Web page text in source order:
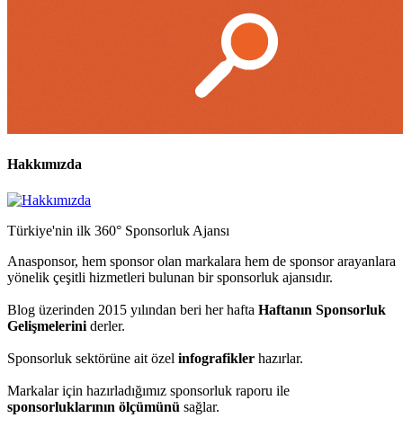
Hakkımızda
Türkiye'nin ilk 360° Sponsorluk Ajansı
Anasponsor, hem sponsor olan markalara hem de sponsor arayanlara
yönelik çeşitli hizmetleri bulunan bir sponsorluk ajansıdır.
Blog üzerinden 2015 yılından beri her hafta Haftanın Sponsorluk
Gelişmelerini derler.
Sponsorluk sektörüne ait özel infografikler hazırlar.
Markalar için hazırladığımız sponsorluk raporu ile
sponsorluklarının ölçümünü sağlar.